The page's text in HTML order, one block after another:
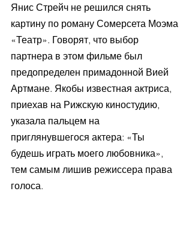
Янис Стрейч не решился снять
картину по роману Сомерсета Моэма
«Театр». Говорят, что выбор
партнера в этом фильме был
предопределен примадонной Вией
Артмане. Якобы известная актриса,
приехав на Рижскую киностудию,
указала пальцем на
приглянувшегося актера: «Ты
будешь играть моего любовника»,
тем самым лишив режиссера права
голоса.